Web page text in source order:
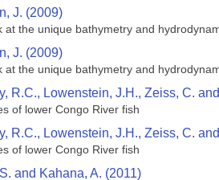
J. (2009)
the unique bathymetry and
J. (2009)
the unique bathymetry and
R.C., Lowenstein, J.H., Zeiss, C.
of lower Congo River fish
R.C., Lowenstein, J.H., Zeiss, C.
of lower Congo River fish
and Kahana, A. (2011)